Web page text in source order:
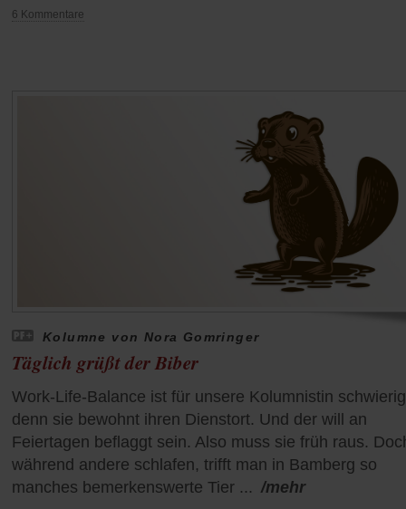
6 Kommentare
Kolumne von Nora Gomringer
Täglich grüßt der Biber
Work-Life-Balance ist für unsere Kolumnistin
denn sie bewohnt ihren Dienstort. Und der will an
Feiertagen beflaggt sein. Also muss sie früh raus.
während andere schlafen, trifft man in Bamberg so
manches bemerkenswerte Tier ... /mehr